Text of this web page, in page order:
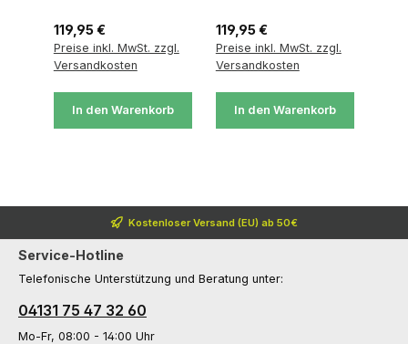
Regulärer Preis:
119,95 €
Preise inkl. MwSt. zzgl.
Versandkosten
In den Warenkorb
Regulärer Preis:
119,95 €
Preise inkl. MwSt. zzgl.
Versandkosten
In den Warenkorb
Kostenloser Versand (EU) ab 50€
Service-Hotline
Telefonische Unterstützung und Beratung unter:
04131 75 47 32 60
Mo-Fr, 08:00 - 14:00 Uhr